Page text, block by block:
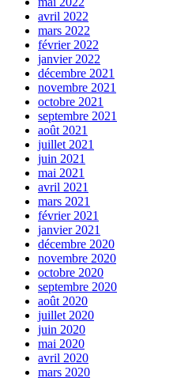
avril 2022
mars 2022
février 2022
janvier 2022
décembre 2021
novembre 2021
octobre 2021
septembre 2021
août 2021
juillet 2021
juin 2021
mai 2021
avril 2021
mars 2021
février 2021
janvier 2021
décembre 2020
novembre 2020
octobre 2020
septembre 2020
août 2020
juillet 2020
juin 2020
mai 2020
avril 2020
mars 2020